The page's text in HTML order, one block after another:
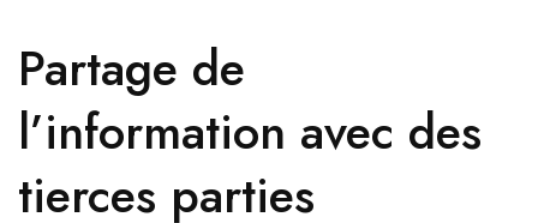
Partage de
l’information avec des
tierces parties